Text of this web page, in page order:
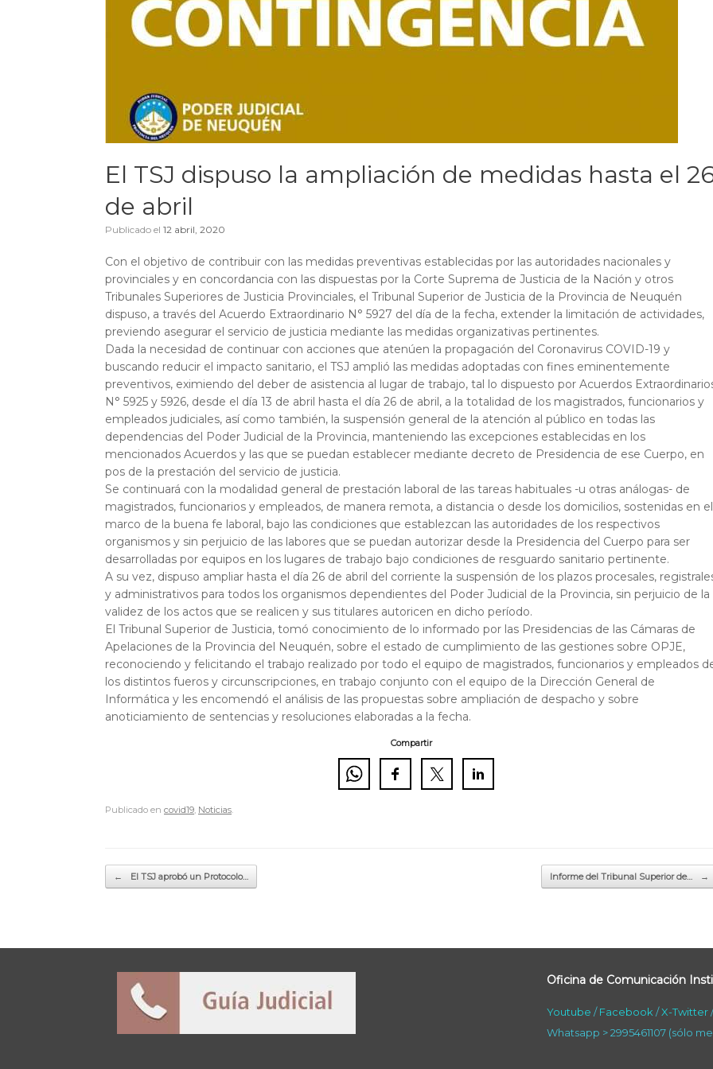
El TSJ dispuso la ampliación de medidas hasta el
de abril
Publicado el 12 abril, 2020
Con el objetivo de contribuir con las medidas preventivas establecidas por las autoridades nacionales y
provinciales y en concordancia con las dispuestas por la Corte Suprema de Justicia de la Nación y otros
Tribunales Superiores de Justicia Provinciales, el Tribunal Superior de Justicia de la Provincia de Neuquén
dispuso, a través del Acuerdo Extraordinario N° 5927 del día de la fecha, extender la limitación de actividades,
previendo asegurar el servicio de justicia mediante las medidas organizativas pertinentes.
Dada la necesidad de continuar con acciones que atenúen la propagación del Coronavirus COVID-19 y
buscando reducir el impacto sanitario, el TSJ amplió las medidas adoptadas con fines eminentemente
preventivos, eximiendo del deber de asistencia al lugar de trabajo, tal lo dispuesto por Acuerdos
N° 5925 y 5926, desde el día 13 de abril hasta el día 26 de abril, a la totalidad de los magistrados, funcionarios y
empleados judiciales, así como también, la suspensión general de la atención al público en todas las
dependencias del Poder Judicial de la Provincia, manteniendo las excepciones establecidas en los
mencionados Acuerdos y las que se puedan establecer mediante decreto de Presidencia de ese Cuerpo, en
pos de la prestación del servicio de justicia.
Se continuará con la modalidad general de prestación laboral de las tareas habituales -u otras análogas- de
magistrados, funcionarios y empleados, de manera remota, a distancia o desde los domicilios, sostenidas en el
marco de la buena fe laboral, bajo las condiciones que establezcan las autoridades de los respectivos
organismos y sin perjuicio de las labores que se puedan autorizar desde la Presidencia del Cuerpo para ser
desarrolladas por equipos en los lugares de trabajo bajo condiciones de resguardo sanitario pertinente.
A su vez, dispuso ampliar hasta el día 26 de abril del corriente la suspensión de los plazos procesales,
y administrativos para todos los organismos dependientes del Poder Judicial de la Provincia, sin perjuicio de la
validez de los actos que se realicen y sus titulares autoricen en dicho período.
El Tribunal Superior de Justicia, tomó conocimiento de lo informado por las Presidencias de las Cámaras de
Apelaciones de la Provincia del Neuquén, sobre el estado de cumplimiento de las gestiones sobre OPJE,
reconociendo y felicitando el trabajo realizado por todo el equipo de magistrados, funcionarios y empleados
los distintos fueros y circunscripciones, en trabajo conjunto con el equipo de la Dirección General de
Informática y les encomendó el análisis de las propuestas sobre ampliación de despacho y sobre
anoticiamiento de sentencias y resoluciones elaboradas a la fecha.
Compartir
Publicado en covid19 Noticias
Navegador de artículos
← El TSJ aprobó un Protocolo… Informe del Tribunal Superior de… →
Oficina de Comunicación
Youtube /Facebook /X-Twitter
Whatsapp > 2995461107 (sólo